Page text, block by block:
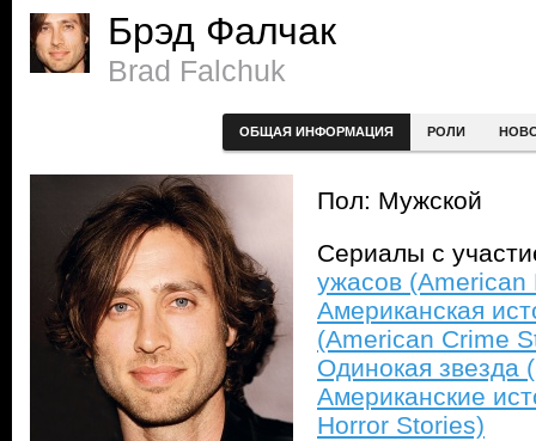
Брэд Фалчак
Brad Falchuk
ОБЩАЯ ИНФОРМАЦИЯ РОЛИ
Пол: Мужской
Сериалы с
ужасов (American
Американская
(American Crime
Одинокая звезда
Американские
Horror Stories)